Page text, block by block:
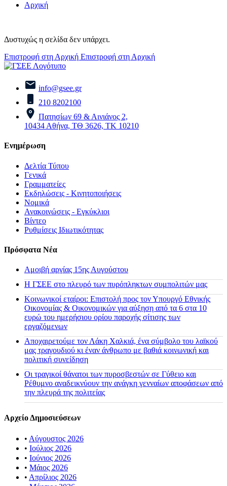
Αρχική
Δυστυχώς η σελίδα δεν υπάρχει.
Επιστροφή στη Αρχική Επιστροφή στη Αρχική
info@gsee.gr
210 8202100
Πατησίων 69 & Αινιάνος 2,
10434 Αθήνα, ΤΘ 3626, ΤΚ 10210
Ενημέρωση
Δελτία Τύπου
Γενικά
Γραμματείες
Εκδηλώσεις - Κινητοποιήσεις
Νομικά
Ανακοινώσεις - Εγκύκλιοι
Βίντεο
Ρυθμίσεις Ιδιωτικότητας
Πρόσφατα Νέα
Αμοιβή αργίας 15ης Αυγούστου
H ΓΣΕΕ στο πλευρό των πυρόπληκτων συμπολιτών μας
Κοινωνικοί εταίροι: Επιστολή προς τον Υπουργό Εθνικής
Οικονομίας & Οικονομικών για αύξηση από τα 6 στα 10
ευρώ του ημερήσιου ορίου παροχής σίτισης των
εργαζόμενων
Αποχαιρετούμε τον Λάκη Χαλκιά, ένα σύμβολο του λαϊκού
μας τραγουδιού κι έναν άνθρωπο με βαθιά κοινωνική και
πολιτική συνείδηση
Οι τραγικοί θάνατοι των πυροσβεστών σε Γύθειο και
Ρέθυμνο αναδεικνύουν την ανάγκη γενναίων αποφάσεων από
την πλευρά της πολιτείας
Αρχείο Δημοσιεύσεων
• Αύγουστος 2026
• Ιούλιος 2026
• Ιούνιος 2026
• Μάιος 2026
• Απρίλιος 2026